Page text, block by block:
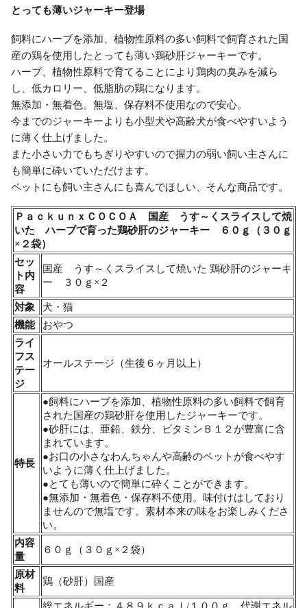
とっても薄いジャーキー登場
飼料にハーブを添加、植物性原料の多い飼料で飼育された国
産の鶏を使用したとっても薄い鶏砂肝ジャーキーです。
ハーブ、植物性原料で育てることにより鶏肉の臭みを減ら
し、低カロリー、低脂肪の鶏になります。
無添加・無着色。無塩、保存料不使用なので安心。
今までのジャーキーよりも小型犬や高齢犬が食べやすいよう
に薄く仕上げました。
また小さい力でもちぎりやすいので握力の弱い飼い主さんに
も簡単に砕いていただけます。
ペットにも飼い主さんにも喜んでほしい、そんな商品です。
ＰａｃｋｕｎｘＣＯＣＯＡ 国産 うす～くスライスして焼
いた ハーブで育った鶏砂肝のジャーキー ６０ｇ（３０ｇ
×２袋）
セッ
ト内
容
国産 うす～くスライスして焼いた 鶏砂肝のジャーキ
ー ３０ｇ×２
対象
犬・猫
機能
おやつ
ライ
フス
テー
ジ
オールステージ（生後６ヶ月以上）
特長
●飼料にハーブを添加、植物性原料の多い飼料で飼育
された国産の鶏砂肝を使用したジャーキーです。
●砂肝には、亜鉛、鉄分、ビタミンＢ１２が豊富に含
まれています。
●お口の小さなわんちゃんや高齢のペットが食べやす
いように薄く仕上げました。
●とても薄いので簡単に砕くことができます。
●無添加・無着色・保存料不使用。味付けはしており
ませんので無塩です。素材本来の味をお楽しみくださ
い。
内容
量
６０ｇ（３０ｇ×２袋）
原材
料
鶏（砂肝）国産